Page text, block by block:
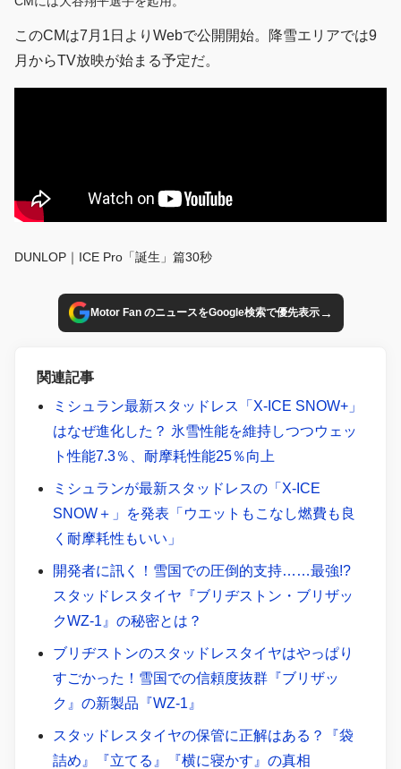
このCMは7月1日よりWebで公開開始。降雪エリアでは9
月からTV放映が始まる予定だ。
DUNLOP｜ICE Pro「誕生」篇30秒
Motor Fan のニュースをGoogle検索で優先表示→
関連記事
ミシュラン最新スタッドレス「X-ICE SNOW+」
はなぜ進化した？ 氷雪性能を維持しつつウェッ
ト性能7.3％、耐摩耗性能25％向上
ミシュランが最新スタッドレスの「X-ICE
SNOW＋」を発表「ウエットもこなし燃費も良
く耐摩耗性もいい」
開発者に訊く！雪国での圧倒的支持……最強!?
スタッドレスタイヤ『ブリヂストン・ブリザッ
クWZ-1』の秘密とは？
ブリヂストンのスタッドレスタイヤはやっぱり
すごかった！雪国での信頼度抜群『ブリザッ
ク』の新製品『WZ-1』
スタッドレスタイヤの保管に正解はある？『袋
詰め』『立てる』『横に寝かす』の真相